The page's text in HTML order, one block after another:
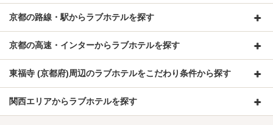
京都の路線・駅からラブホテルを探す
京都の高速・インターからラブホテルを探す
東福寺 (京都府)周辺のラブホテルをこだわり条件から探す
関西エリアからラブホテルを探す